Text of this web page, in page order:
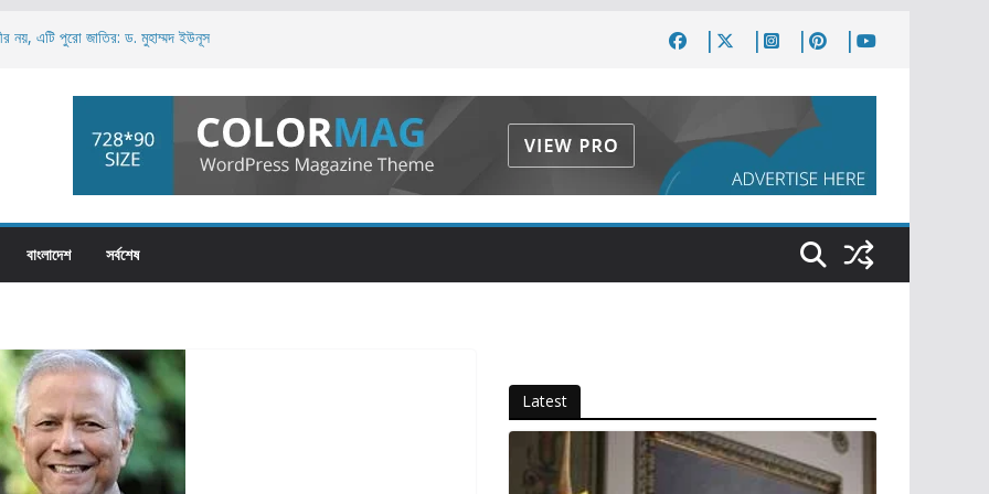
নয়, এটি পুরো জাতির: ড. মুহাম্মদ ইউনূস
করলেই স্বৈরশাসনের পতন অনিবার্য: রিজভী
বাংলাদেশ সর্বশেষ
Latest